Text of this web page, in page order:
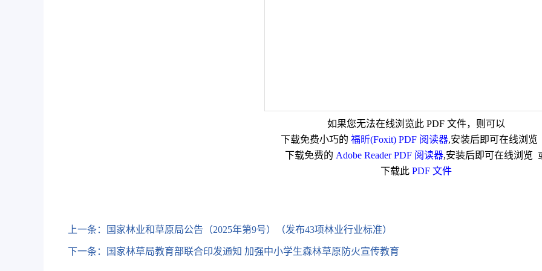
如果您无法在线浏览此 PDF 文件，则可以
下载免费小巧的 福昕(Foxit) PDF 阅读器,安装后即可在线浏览
下载免费的 Adobe Reader PDF 阅读器,安装后即可在线浏览
下载此 PDF 文件
上一条： 国家林业和草原局公告（2025年第9号）（发布43项林业行业标准）
下一条： 国家林草局教育部联合印发通知 加强中小学生森林草原防火宣传教育